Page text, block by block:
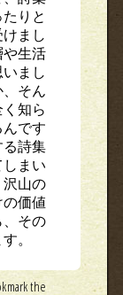
りと
まし
生活
まし
そん
知ら
です
詩集
まい
沢山の
価値
その
。
the